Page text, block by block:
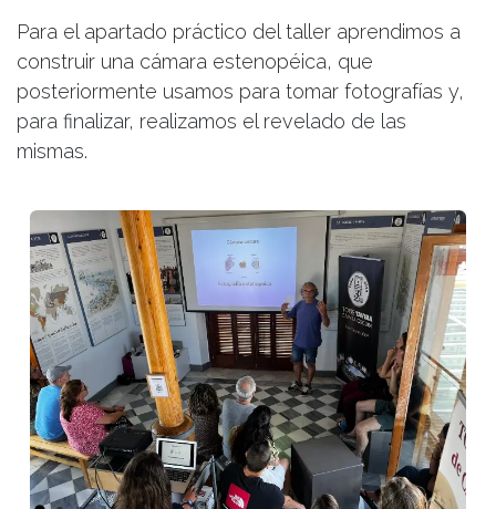
Para el apartado práctico del taller aprendimos a
construir una cámara estenopéica, que
posteriormente usamos para tomar fotografías y,
para finalizar, realizamos el revelado de las
mismas.